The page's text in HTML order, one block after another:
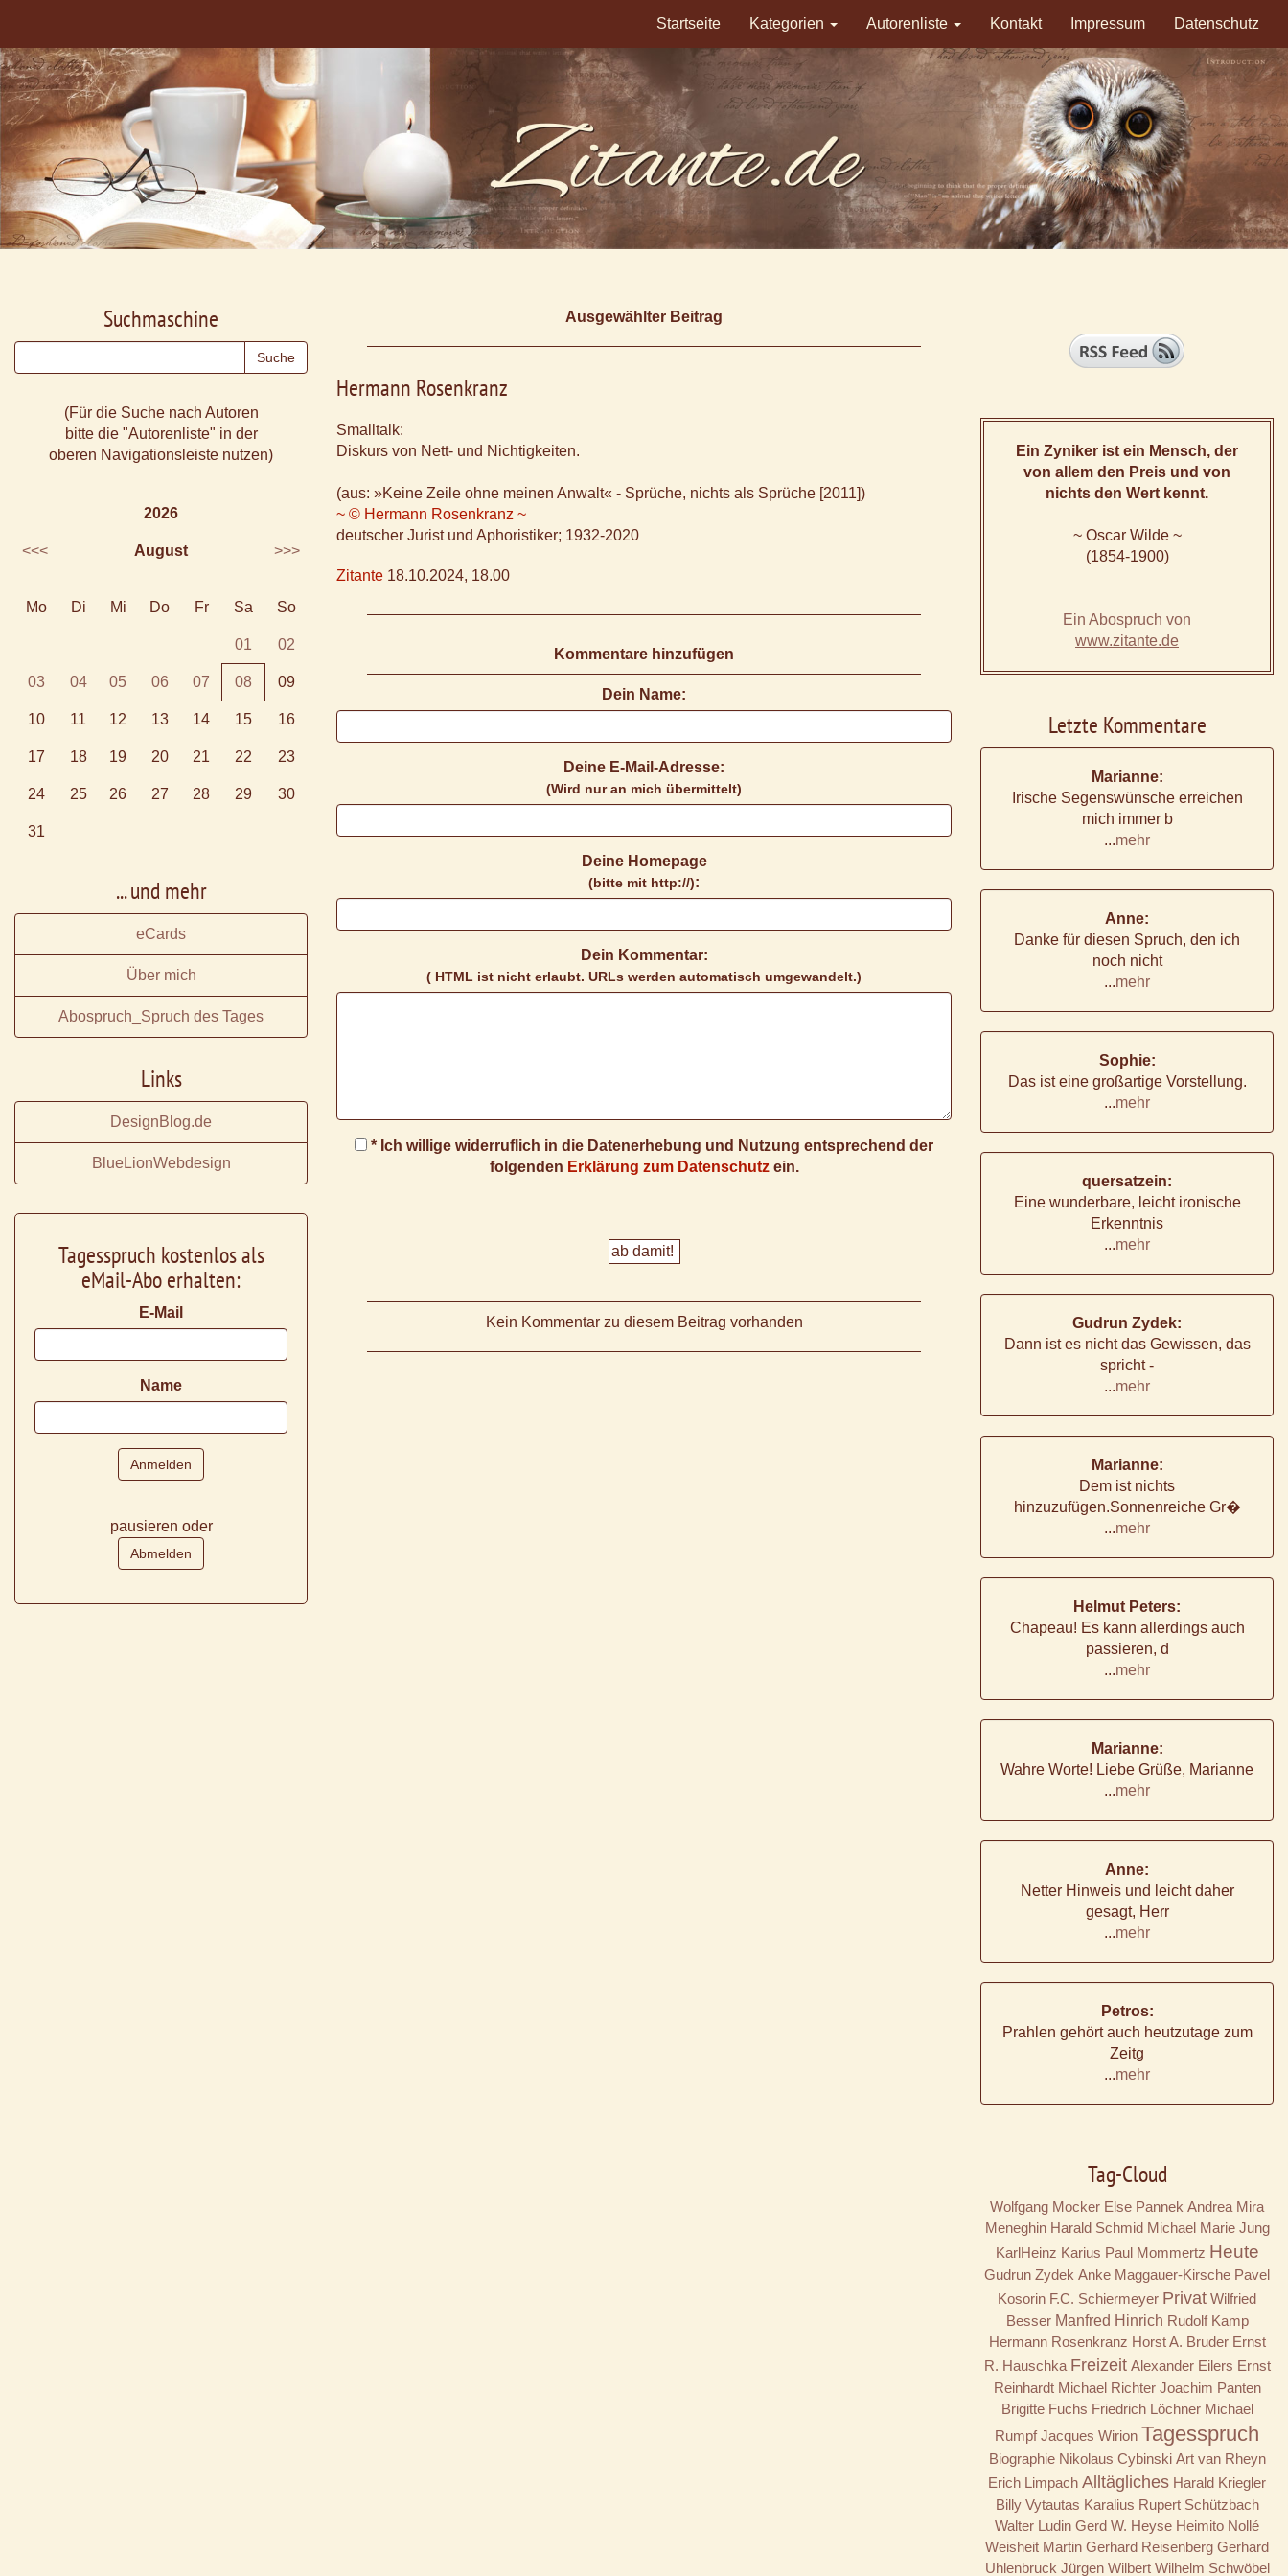
Startseite Kategorien Autorenliste Kontakt Impressum Datenschutz
Ausgewählter Beitrag
Hermann Rosenkranz
Smalltalk:
Diskurs von Nett- und Nichtigkeiten.
(aus: »Keine Zeile ohne meinen Anwalt« - Sprüche, nichts als Sprüche [2011])
~ © Hermann Rosenkranz ~
deutscher Jurist und Aphoristiker; 1932-2020
Zitante 18.10.2024, 18.00
Kommentare hinzufügen
Dein Name:
Deine E-Mail-Adresse:
(Wird nur an mich übermittelt)
Deine Homepage
(bitte mit http://):
Dein Kommentar:
( HTML ist nicht erlaubt. URLs werden automatisch umgewandelt.)
* Ich willige widerruflich in die Datenerhebung und Nutzung entsprechend der
folgenden Erklärung zum Datenschutzein.
Kein Kommentar zu diesem Beitrag vorhanden
Suchmaschine
(Für die Suche nach Autoren
bitte die "Autorenliste" in der
oberen Navigationsleiste nutzen)
2026
<<< August >>>
Mo Di Mi Do Fr Sa So
01 02
03 04 05 06 07 08 09
10 11 12 13 14 15 16
17 18 19 20 21 22 23
24 25 26 27 28 29 30
31
... und mehr
eCards
Über mich
Abospruch_Spruch des Tages
Links
DesignBlog.de
BlueLionWebdesign
Tagesspruch kostenlos als
eMail-Abo erhalten:
E-Mail
Name
pausieren oder
Ein Zyniker ist ein Mensch, der
von allem den Preis und von
nichts den Wert kennt.
~ Oscar Wilde ~
(1854-1900)
Ein Abospruch von
www.zitante.de
Letzte Kommentare
Marianne:
Irische Segenswünsche erreichen
mich immer b
...mehr
Anne:
Danke für diesen Spruch, den ich
noch nicht
...mehr
Sophie:
Das ist eine großartige Vorstellung.
...mehr
quersatzein:
Eine wunderbare, leicht ironische
Erkenntnis
...mehr
Gudrun Zydek:
Dann ist es nicht das Gewissen, das
spricht -
...mehr
Marianne:
Dem ist nichts
hinzuzufügen.Sonnenreiche Gr�
...mehr
Helmut Peters:
Chapeau! Es kann allerdings auch
passieren, d
...mehr
Marianne:
Wahre Worte! Liebe Grüße, Marianne
...mehr
Anne:
Netter Hinweis und leicht daher
gesagt, Herr
...mehr
Petros:
Prahlen gehört auch heutzutage zum
Zeitg
...mehr
Tag-Cloud
Wolfgang Mocker Else Pannek Andrea Mira
Meneghin Harald Schmid Michael Marie Jung
KarlHeinz Karius Paul Mommertz Heute
Gudrun Zydek Anke Maggauer-Kirsche Pavel
Kosorin F.C. Schiermeyer Privat Wilfried
Besser Manfred Hinrich Rudolf Kamp
Hermann Rosenkranz Horst A. Bruder Ernst
R. Hauschka Freizeit Alexander Eilers Ernst
Reinhardt Michael Richter Joachim Panten
Brigitte Fuchs Friedrich Löchner Michael
Rumpf Jacques Wirion Tagesspruch
Biographie Nikolaus Cybinski Art van Rheyn
Erich Limpach Alltägliches Harald Kriegler
Billy Vytautas Karalius Rupert Schützbach
Walter Ludin Gerd W. Heyse Heimito Nollé
Weisheit Martin Gerhard Reisenberg Gerhard
Uhlenbruck Jürgen Wilbert Wilhelm Schwöbel